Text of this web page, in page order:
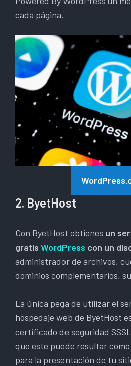
cada página.
2. ByetHost
Con ByetHost obtienes un
gratis WordPress con un
administrador de archivos,
dominios complementarios,
La única pega de utilizar el
hospedaje web de ByetHost
certificado de seguridad
que este puede resultar
para la presentación de tu